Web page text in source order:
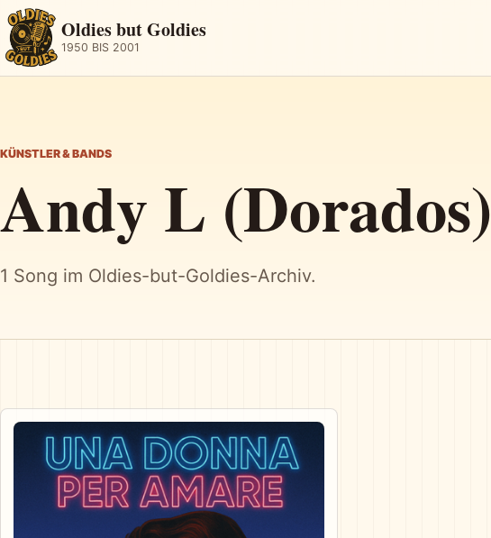
Oldies but Goldies
1950 BIS 2001
KÜNSTLER & BANDS
Andy L (Dorados)
1 Song im Oldies-but-Goldies-Archiv.